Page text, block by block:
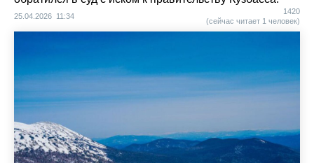
25.04.2026 11:34
1420
(сейчас читает 1 человек)